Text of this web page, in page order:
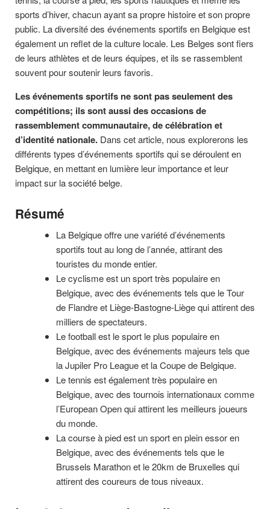
sports d’hiver, chacun ayant sa propre histoire et son propre
public. La diversité des événements sportifs en Belgique est
également un reflet de la culture locale. Les Belges sont fiers
de leurs athlètes et de leurs équipes, et ils se rassemblent
souvent pour soutenir leurs favoris.
Les événements sportifs ne sont pas seulement des
compétitions; ils sont aussi des occasions de
rassemblement communautaire, de célébration et
d’identité nationale. Dans cet article, nous explorerons les
différents types d’événements sportifs qui se déroulent en
Belgique, en mettant en lumière leur importance et leur
impact sur la société belge.
Résumé
La Belgique offre une variété d’événements
sportifs tout au long de l’année, attirant des
touristes du monde entier.
Le cyclisme est un sport très populaire en
Belgique, avec des événements tels que le Tour
de Flandre et Liège-Bastogne-Liège qui attirent des
milliers de spectateurs.
Le football est le sport le plus populaire en
Belgique, avec des événements majeurs tels que
la Jupiler Pro League et la Coupe de Belgique.
Le tennis est également très populaire en
Belgique, avec des tournois internationaux comme
l’European Open qui attirent les meilleurs joueurs
du monde.
La course à pied est un sport en plein essor en
Belgique, avec des événements tels que le
Brussels Marathon et le 20km de Bruxelles qui
attirent des coureurs de tous niveaux.